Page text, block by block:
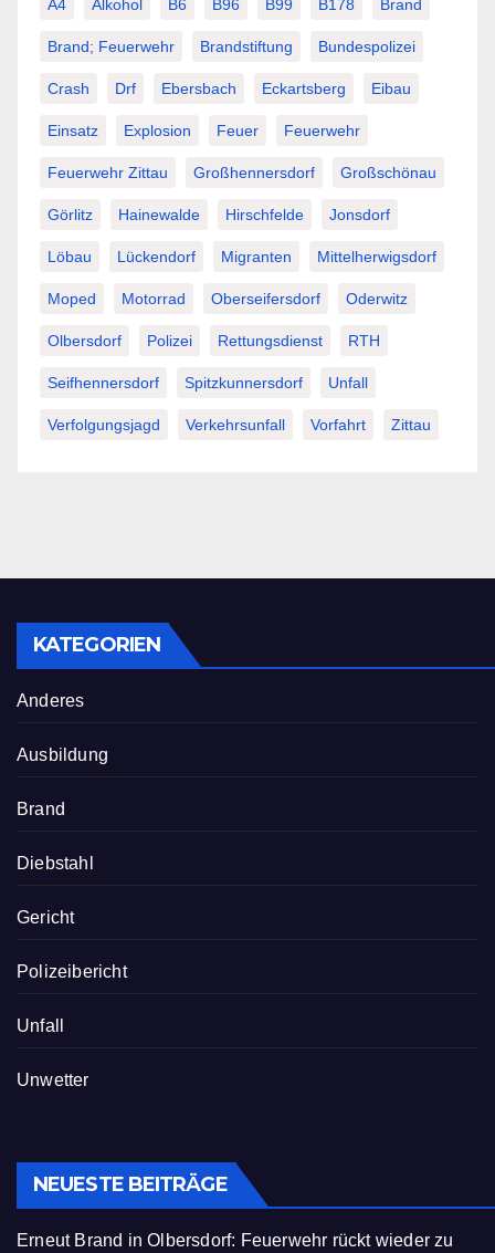
A4 Alkohol B6 B96 B99 B178 Brand
Brand; Feuerwehr Brandstiftung Bundespolizei
Crash Drf Ebersbach Eckartsberg Eibau
Einsatz Explosion Feuer Feuerwehr
Feuerwehr Zittau Großhennersdorf Großschönau
Görlitz Hainewalde Hirschfelde Jonsdorf
Löbau Lückendorf Migranten Mittelherwigsdorf
Moped Motorrad Oberseifersdorf Oderwitz
Olbersdorf Polizei Rettungsdienst RTH
Seifhennersdorf Spitzkunnersdorf Unfall
Verfolgungsjagd Verkehrsunfall Vorfahrt Zittau
KATEGORIEN
Anderes
Ausbildung
Brand
Diebstahl
Gericht
Polizeibericht
Unfall
Unwetter
NEUESTE BEITRÄGE
Erneut Brand in Olbersdorf: Feuerwehr rückt wieder zu